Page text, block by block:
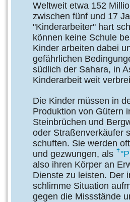
Weltweit etwa 152
zwi­schen fünf und 17
"Kinderarbeiter" hart
können keine Schule
Kinder arbeiten dabei
gefährlichen
südlich der Sahara, in
Kinderarbeit weit
Die Kinder müssen in
Produktion von Gütern
Steinbrüchen und
oder Straßenverkäufer
schuften. Sie werden
und gezwungen, als
also ihren Körper an
Dienste zu leisten. Der
schlimme Situation
gegen die Missstände